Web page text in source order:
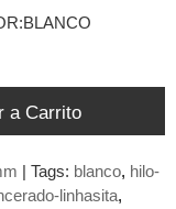
a Carrito
| Tags: blanco hilo-
linhasita